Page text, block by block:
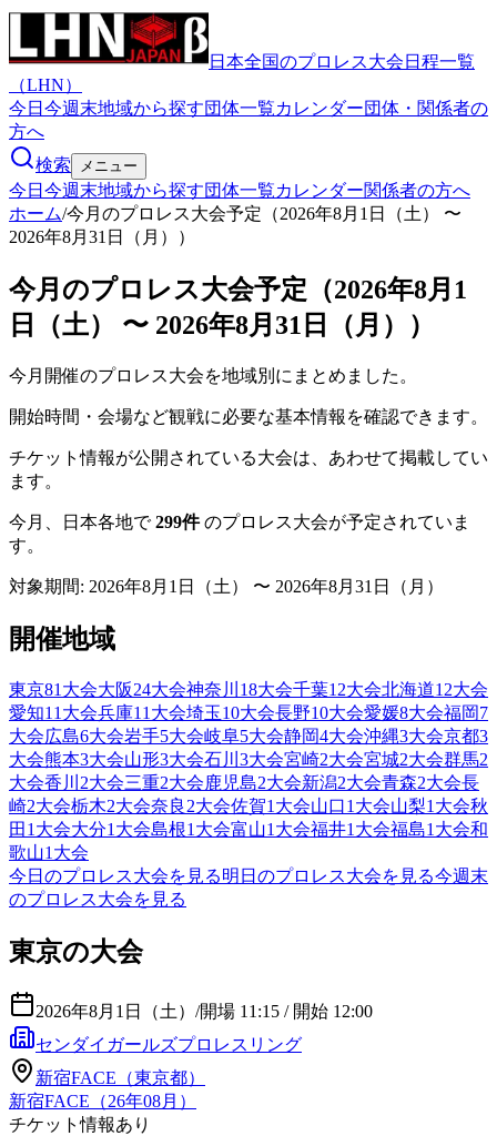
日本全国のプロレス大会日程一覧
（LHN）
今日 今週末地域から探す団体一覧カレンダー団体・関係者の
方へ
検索
メニュー
今日 今週末地域から探す団体一覧カレンダー関係者の方へ
ホーム/今月のプロレス大会予定（2026年8月1日（土） 〜
2026年8月31日（月））
今月のプロレス大会予定（2026年8月1
日（土） 〜 2026年8月31日（月））
今月開催のプロレス大会を地域別にまとめました。
開始時間・会場など観戦に必要な基本情報を確認できます。
チケット情報が公開されている大会は、あわせて掲載してい
ます。
今月、日本各地で299件のプロレス大会が予定されていま
す。
対象期間: 2026年8月1日（土） 〜 2026年8月31日（月）
開催地域
東京81 大会大阪24大会神奈川 18大会千葉12大会北海道12大会
愛知11 大会兵庫11 大会埼玉10大会長野10大会愛媛8大会福岡7
大会広島6大会岩手5大会岐阜5大会静岡4大会沖縄3大会京都3
大会熊本3大会山形3大会石川 3大会宮崎2大会宮城2大会群馬2
大会香川 2大会三重2大会鹿児島2大会新潟2大会青森2大会長
崎2大会栃木2大会奈良 2大会佐賀1 大会山口1 大会山梨1 大会秋
田 1 大会大分1 大会島根1 大会富山1 大会福井1 大会福島1 大会和
歌山1 大会
今日のプロレス大会を見る明日のプロレス大会を見る今週末
のプロレス大会を見る
東京の大会
2026年8月1日（土） /開場 11:15 / 開始 12:00
センダイガールズプロレスリング
新宿FACE（東京都）
新宿FACE（26年08月）
チケット情報あり